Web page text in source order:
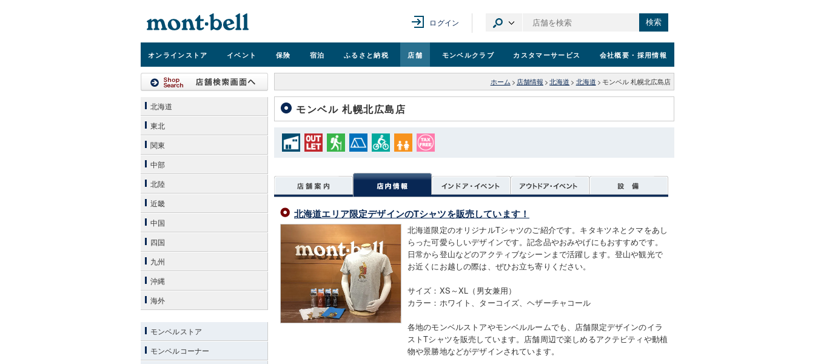
ログイン 検索
オンラインストア イベント 保険 宿泊 ふるさと納税 店舗 モンベルクラブ カスタマーサービス 会社概要 ・採用情報
ホーム > 店舗情報 > 北海道 > 北海道 > モンベル 札幌北広島店
モンベル 札幌北広島店
北海道エリア限定デザインのTシャツを販売しています！
北海道限定のオリジナルTシャツのご紹介です。キタキツネとクマをあし
らった可愛らしいデザインです。記念品やおみやげにもおすすめです。
日常から登山などのアクティブなシーンまで活躍します。登山や観光で
お近くにお越しの際は、ぜひお立ち寄りください。
サイズ：XS～XL（男女兼用）
カラー：ホワイト、ターコイズ、ヘザーチャコール
各地のモンベルストアやモンベルルームでも、店舗限定デザインのイラ
ストTシャツを販売しています。店舗周辺で楽しめるアクテビティや動植
物や景勝地などがデザインされています。
北海道
東北
関東
中部
北陸
近畿
中国
四国
九州
沖縄
海外
モンベルストア
モンベルコーナー